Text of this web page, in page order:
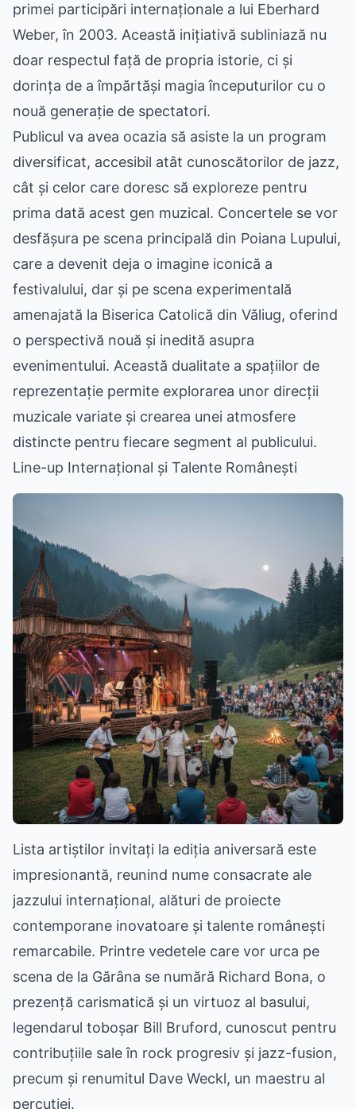
primei participări internaționale a lui Eberhard
Weber, în 2003. Această inițiativă subliniază nu
doar respectul față de propria istorie, ci și
dorința de a împărtăși magia începuturilor cu o
nouă generație de spectatori.
Publicul va avea ocazia să asiste la un program
diversificat, accesibil atât cunoscătorilor de jazz,
cât și celor care doresc să exploreze pentru
prima dată acest gen muzical. Concertele se vor
desfășura pe scena principală din Poiana Lupului,
care a devenit deja o imagine iconică a
festivalului, dar și pe scena experimentală
amenajată la Biserica Catolică din Văliug, oferind
o perspectivă nouă și inedită asupra
evenimentului. Această dualitate a spațiilor de
reprezentație permite explorarea unor direcții
muzicale variate și crearea unei atmosfere
distincte pentru fiecare segment al publicului.
Line-up Internațional și Talente Românești
Lista artiștilor invitați la ediția aniversară este
impresionantă, reunind nume consacrate ale
jazzului internațional, alături de proiecte
contemporane inovatoare și talente românești
remarcabile. Printre vedetele care vor urca pe
scena de la Gărâna se numără Richard Bona, o
prezență carismatică și un virtuoz al basului,
legendarul toboșar Bill Bruford, cunoscut pentru
contribuțiile sale în rock progresiv și jazz-fusion,
precum și renumitul Dave Weckl, un maestru al
percuției.